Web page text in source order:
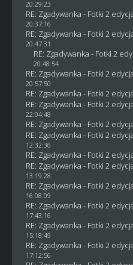
20:29:23
RE: Zgadywanka - Fotki 2
20:37:16
RE: Zgadywanka - Fotki 2
20:47:31
RE: Zgadywanka - Fotki 2
20:48:54
RE: Zgadywanka - Fotki 2
20:57:50
RE: Zgadywanka - Fotki 2
RE: Zgadywanka - Fotki 2
22:04:48
RE: Zgadywanka - Fotki 2
RE: Zgadywanka - Fotki 2
12:32:36
RE: Zgadywanka - Fotki 2
RE: Zgadywanka - Fotki 2
13:19:28
RE: Zgadywanka - Fotki 2
16:08:09
RE: Zgadywanka - Fotki 2
17:43:16
RE: Zgadywanka - Fotki 2
15:18:49
RE: Zgadywanka - Fotki 2
17:12:56